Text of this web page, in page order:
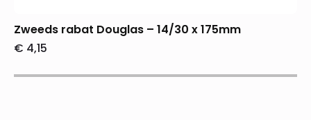
Zweeds rabat Douglas – 14/30 x 175mm
€ 4,15